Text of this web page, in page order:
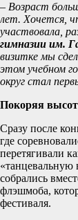
– Возраст
лет. Хочется,
участвовала,
гимназии им.
визитке мы
этом учебном
округ стал
Покоряя
Сразу после
где
перетягивали
«танцевальную
собрались
флэшмоба,
фестиваля.